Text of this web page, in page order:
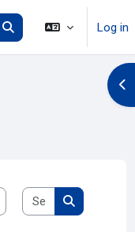
Search courses
Search courses
Log in
Search
Search